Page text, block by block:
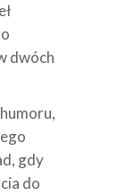
dwóch
gdy
do